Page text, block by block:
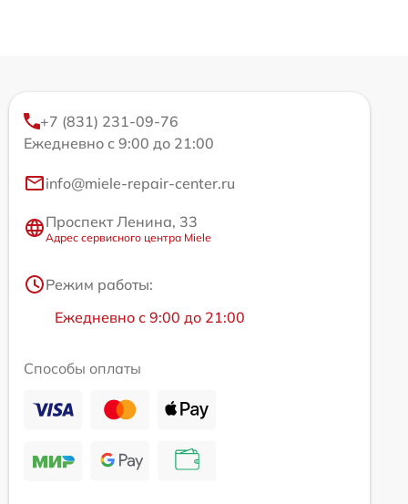
+7 (831) 231-09-76
Ежедневно с 9:00 до 21:00
info@miele-repair-center.ru
Проспект Ленина, 33
Адрес сервисного центра Miele
Режим работы:
Ежедневно с 9:00 до 21:00
Способы оплаты